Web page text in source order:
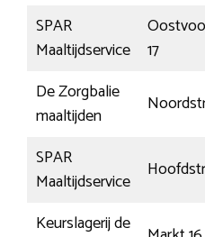
SPAR
Maaltijdservice
17
De Zorgbalie
maaltijden
SPAR
Maaltijdservice
Keurslagerij de